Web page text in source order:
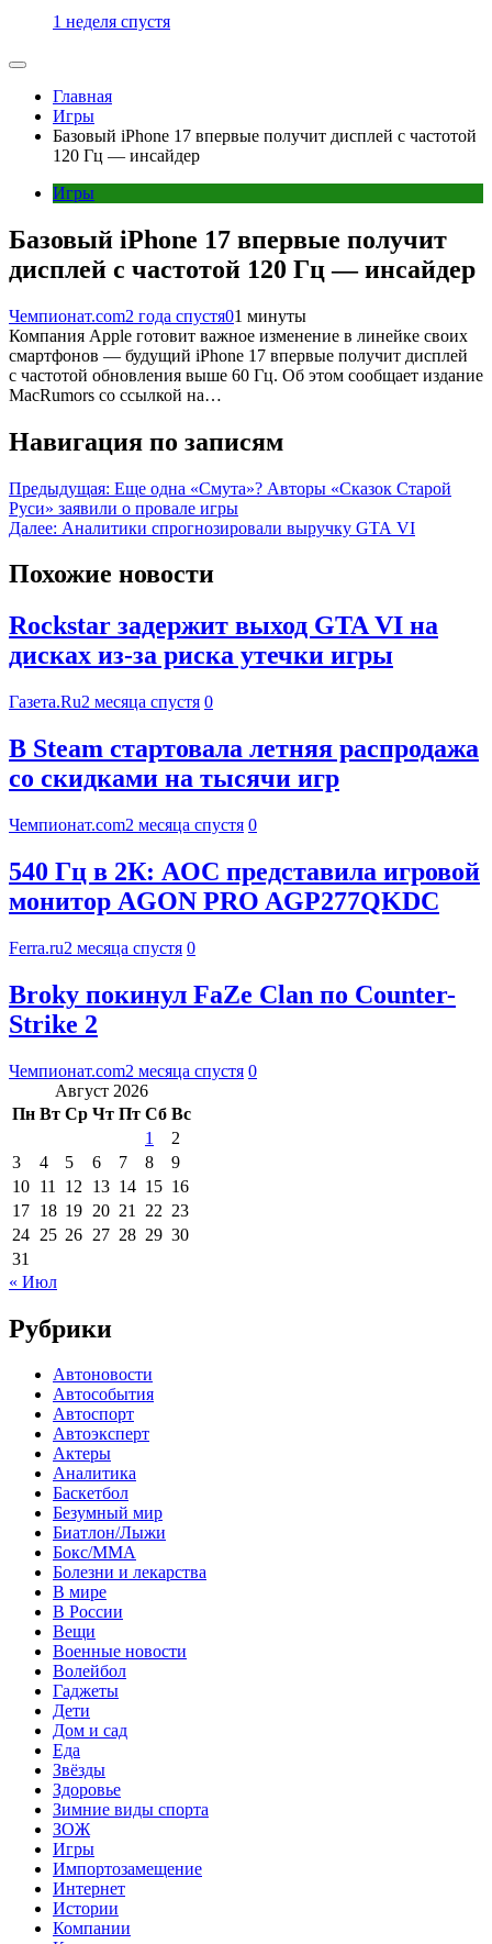
1 неделя спустя
Главная
Игры
Базовый iPhone 17 впервые получит дисплей с частотой
120 Гц — инсайдер
Игры
Базовый iPhone 17 впервые получит
дисплей с частотой 120 Гц — инсайдер
Чемпионат.com2 года спустя01 минуты
Компания Apple готовит важное изменение в линейке своих
смартфонов — будущий iPhone 17 впервые получит дисплей
с частотой обновления выше 60 Гц. Об этом сообщает издание
MacRumors со ссылкой на…
Навигация по записям
Предыдущая: Еще одна «Смута»? Авторы «Сказок Старой
Руси» заявили о провале игры
Далее: Аналитики спрогнозировали выручку GTA VI
Похожие новости
Rockstar задержит выход GTA VI на
дисках из-за риска утечки игры
Газета.Ru2 месяца спустя 0
В Steam стартовала летняя распродажа
со скидками на тысячи игр
Чемпионат.com2 месяца спустя 0
540 Гц в 2К: AOC представила игровой
монитор AGON PRO AGP277QKDC
Ferra.ru2 месяца спустя 0
Broky покинул FaZe Clan по Counter-
Strike 2
Чемпионат.com2 месяца спустя 0
Август 2026
Пн Вт Ср Чт Пт Сб Вс
1
2
3
4 5 6 7 8
9
10 11 12 13 14 15 16
17 18 19 20 21 22 23
24 25 26 27 28 29 30
31
« Июл
Рубрики
Автоновости
Автособытия
Автоспорт
Автоэксперт
Актеры
Аналитика
Баскетбол
Безумный мир
Биатлон/Лыжи
Бокс/MMA
Болезни и лекарства
В мире
В России
Вещи
Военные новости
Волейбол
Гаджеты
Дети
Дом и сад
Еда
Звёзды
Здоровье
Зимние виды спорта
ЗОЖ
Игры
Импортозамещение
Интернет
Истории
Компании